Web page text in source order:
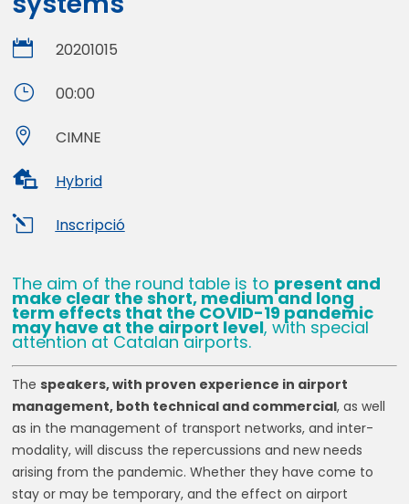
 20201015
} 00:00
 CIMNE
 Hybrid
l Inscripció
The aim of the round table is to present and
make clear the short, medium and long
term effects that the COVID-19 pandemic
may have at the airport level, with special
attention at Catalan airports.
Thespeakers, with proven experience in airport
management, both technical and commercial, as well
as in the management of transport networks, and inter-
modality, will discuss the repercussions and new needs
arising from the pandemic. Whether they have come to
stay or may be temporary, and the effect on airport